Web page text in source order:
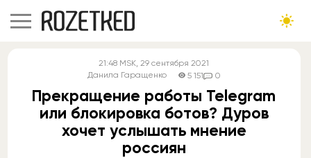
21:48 MSK, 29 сентября 2021
Данила Гаращенко
5 151 0
Прекращение работы Telegram
или блокировка ботов? Дуров
хочет услышать мнение
россиян